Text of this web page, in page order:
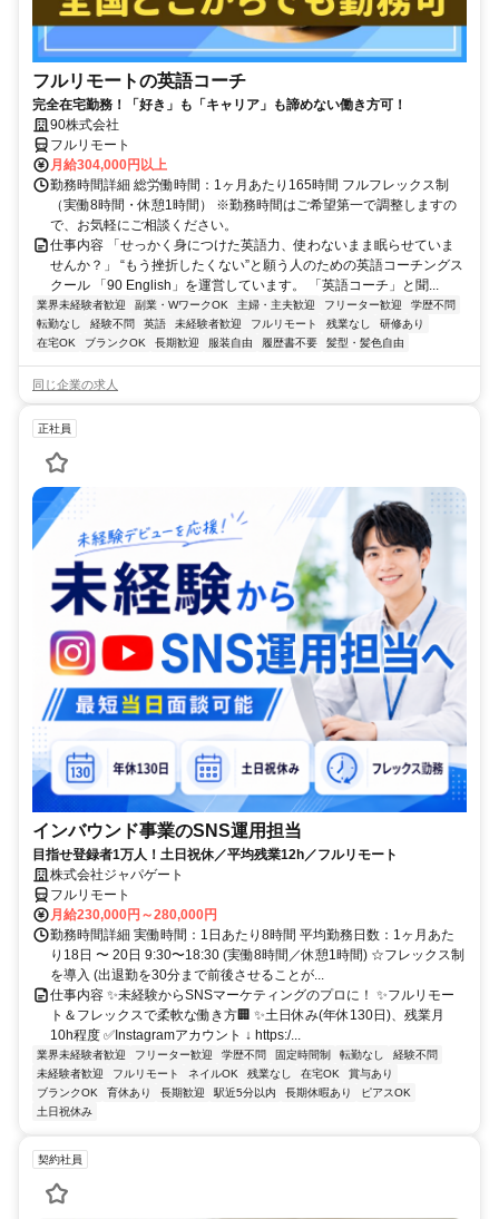
フルリモートの英語コーチ
完全在宅勤務！「好き」も「キャリア」も諦めない働き方可！
90株式会社
フルリモート
月給304,000円以上
勤務時間詳細 総労働時間：1ヶ月あたり165時間 フルフレックス制
（実働8時間・休憩1時間） ※勤務時間はご希望第一で調整しますの
で、お気軽にご相談ください。
仕事内容 「せっかく身につけた英語力、使わないまま眠らせていま
せんか？」 “もう挫折したくない”と願う人のための英語コーチングス
クール 「90 English」を運営しています。 「英語コーチ」と聞...
業界未経験者歓迎 副業・WワークOK 主婦・主夫歓迎 フリーター歓迎
学歴不問
転勤なし
経験不問 英語 未経験者歓迎 フルリモート 残業なし
研修あり
在宅OK
ブランクOK 長期歓迎 服装自由 履歴書不要 髪型・髪色自由
同じ企業の求人
正社員
インバウンド事業のSNS運用担当
目指せ登録者1万人！土日祝休／平均残業12h／フルリモート
株式会社ジャパゲート
フルリモート
月給230,000円～280,000円
勤務時間詳細 実働時間：1日あたり8時間 平均勤務日数：1ヶ月あた
り18日 〜 20日 9:30〜18:30 (実働8時間／休憩1時間) ☆フレックス制
を導入 (出退勤を30分まで前後させることが...
仕事内容 ✨未経験からSNSマーケティングのプロに！ ✨フルリモー
ト＆フレックスで柔軟な働き方🏢 ✨土日休み(年休130日)、残業月
10h程度 ✅Instagramアカウント ↓ https:/...
業界未経験者歓迎 フリーター歓迎 学歴不問 固定時間制 転勤なし
経験不問
未経験者歓迎
フルリモート ネイルOK 残業なし 在宅OK
賞与あり
ブランクOK
育休あり 長期歓迎 駅近5分以内 長期休暇あり
ピアスOK
土日祝休み
契約社員